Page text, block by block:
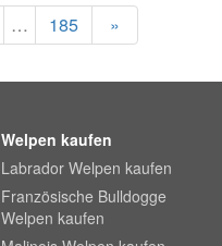
… 185 »
Welpen kaufen
Labrador Welpen kaufen
Französische Bulldogge
Welpen kaufen